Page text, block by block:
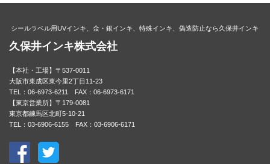
シールラベル用UVインキ、金・銀インキ、特殊インキ、偽造防止なら久保井インキ
久保井インキ株式会社
【本社・工場】〒537-0011
大阪市東成区東今里2丁目11-23
TEL：06-6973-6211 FAX：06-6973-6171
【東京営業所】〒179-0081
東京都練馬区北町5-10-21
TEL：03-6906-6155 FAX：03-6906-6171